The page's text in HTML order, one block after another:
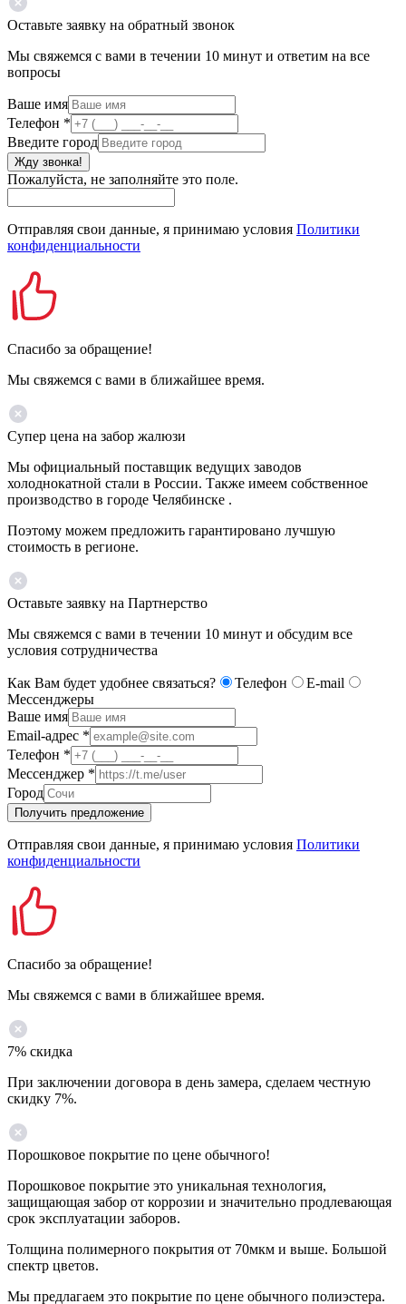
Оставьте заявку на обратный звонок
Мы свяжемся с вами в течении 10 минут и ответим на все
вопросы
Ваше имя
Телефон *
Введите город
Жду звонка!
Пожалуйста, не заполняйте это поле.
Отправляя свои данные, я принимаю условия Политики
конфиденциальности
Спасибо за обращение!
Мы свяжемся с вами в ближайшее время.
Супер цена на забор жалюзи
Мы официальный поставщик ведущих заводов
холоднокатной стали в России. Также имеем собственное
производство в городе Челябинске .
Поэтому можем предложить гарантировано лучшую
стоимость в регионе.
Оставьте заявку на Партнерство
Мы свяжемся с вами в течении 10 минут и обсудим все
условия сотрудничества
Как Вам будет удобнее связаться? Телефон
E-mail
Мессенджеры
Ваше имя
Email-адрес *
Телефон *
Мессенджер *
Город
Получить предложение
Отправляя свои данные, я принимаю условия Политики
конфиденциальности
Спасибо за обращение!
Мы свяжемся с вами в ближайшее время.
7% скидка
При заключении договора в день замера, сделаем честную
скидку 7%.
Порошковое покрытие по цене обычного!
Порошковое покрытие это уникальная технология,
защищающая забор от коррозии и значительно продлевающая
срок эксплуатации заборов.
Толщина полимерного покрытия от 70мкм и выше. Большой
спектр цветов.
Мы предлагаем это покрытие по цене обычного полиэстера.